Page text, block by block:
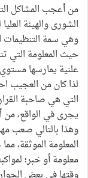
من أعجب المشاكل
الشورى والهيئة
وهي سمة التنظيمات
حيث المعلومة التي
علنية يمارسها
لذا كان من العجيب
التي هي صاحبة
يجرى في الواقع، من
وهذا بالتالي صعب
المعلومة الموثقة،
معلومة أو خبر؛